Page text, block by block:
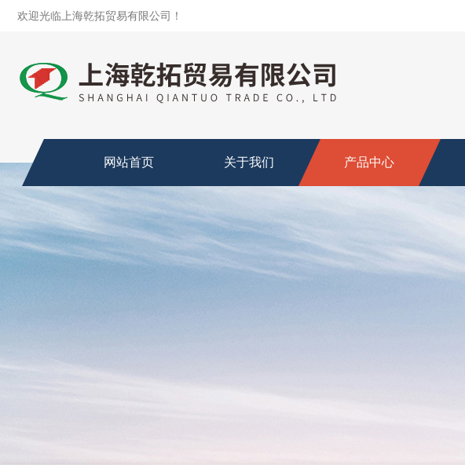
欢迎光临上海乾拓贸易有限公司！
网站首页 关于我们 产品中心